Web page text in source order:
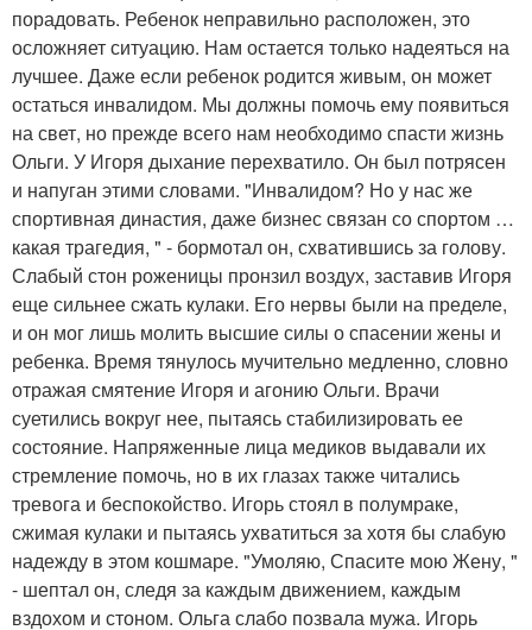
порадовать. Ребенок неправильно расположен, это
осложняет ситуацию. Нам остается только надеяться на
лучшее. Даже если ребенок родится живым, он может
остаться инвалидом. Мы должны помочь ему появиться
на свет, но прежде всего нам необходимо спасти жизнь
Ольги. У Игоря дыхание перехватило. Он был потрясен
и напуган этими словами. "Инвалидом? Но у нас же
спортивная династия, даже бизнес связан со спортом …
какая трагедия, " - бормотал он, схватившись за голову.
Слабый стон роженицы пронзил воздух, заставив Игоря
еще сильнее сжать кулаки. Его нервы были на пределе,
и он мог лишь молить высшие силы о спасении жены и
ребенка. Время тянулось мучительно медленно, словно
отражая смятение Игоря и агонию Ольги. Врачи
суетились вокруг нее, пытаясь стабилизировать ее
состояние. Напряженные лица медиков выдавали их
стремление помочь, но в их глазах также читались
тревога и беспокойство. Игорь стоял в полумраке,
сжимая кулаки и пытаясь ухватиться за хотя бы слабую
надежду в этом кошмаре. "Умоляю, Спасите мою Жену, "
- шептал он, следя за каждым движением, каждым
вздохом и стоном. Ольга слабо позвала мужа. Игорь